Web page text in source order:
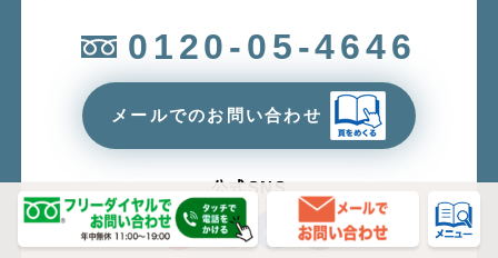
0120-05-4646
メールでのお問い合わせ
公式SNS